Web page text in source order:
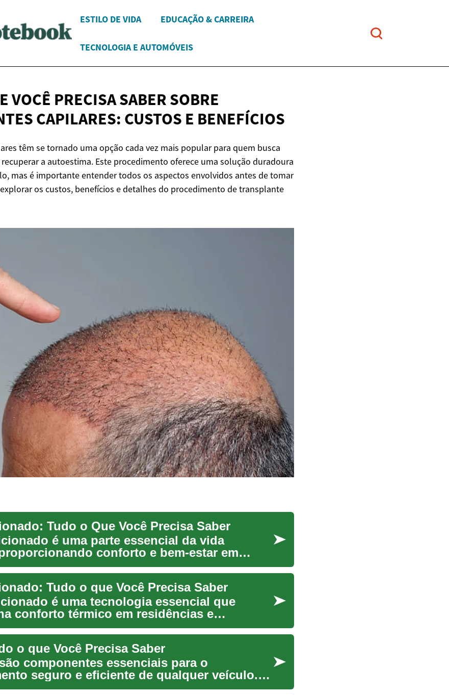
ESTILO DE VIDA EDUCAÇÃO & CARREIRA
TECNOLOGIA E AUTOMÓVEIS
VOCÊ PRECISA SABER SOBRE
CAPILARES: CUSTOS E BENEFÍCIOS
têm se tornado uma opção cada vez mais popular para quem busca
a autoestima. Este procedimento oferece uma solução duradoura
mas é importante entender todos os aspectos envolvidos antes de tomar
os custos, benefícios e detalhes do procedimento de transplante
Tudo o Que Você Precisa Saber
é uma parte essencial da vida
conforto e bem-estar em
e ambien...
Tudo o que Você Precisa Saber
é uma tecnologia essencial que
conforto térmico em residências e
...
o que Você Precisa Saber
componentes essenciais para o
seguro e eficiente de qualquer veículo.